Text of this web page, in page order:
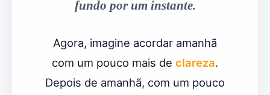
fundo por um instante.
Agora, imagine acordar amanhã
com um pouco mais de clareza.
Depois de amanhã, com um pouco